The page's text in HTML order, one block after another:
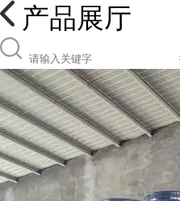
产品展厅